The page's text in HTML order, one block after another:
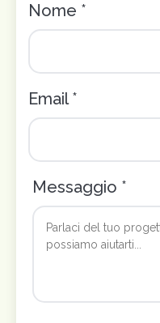
Nome *
Email *
Messaggio *